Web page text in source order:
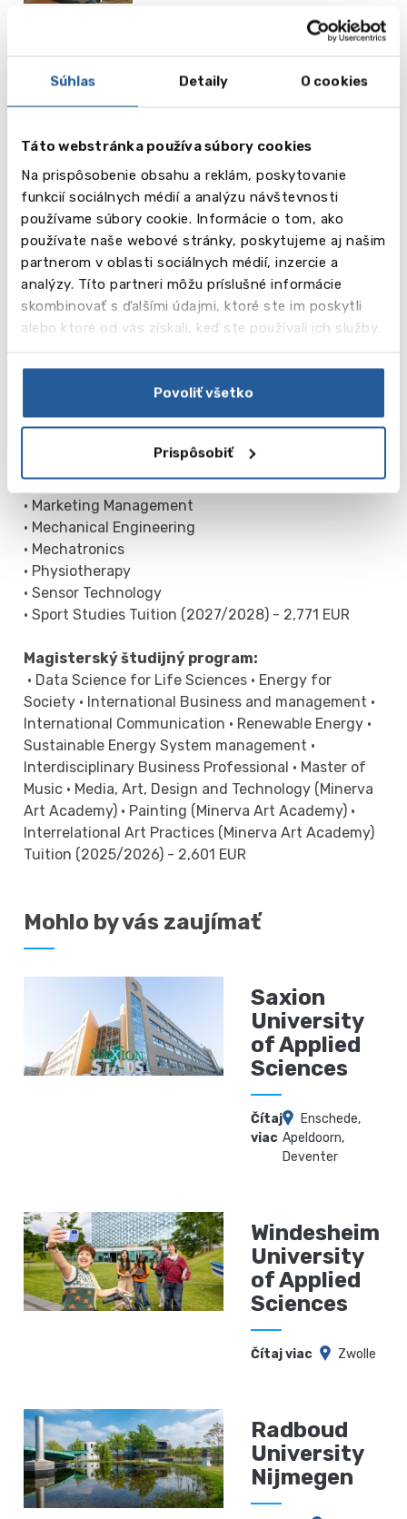
Súhlas Detaily O cookies
Táto webstránka používa súbory cookies
Na prispôsobenie obsahu a reklám, poskytovanie
funkcií sociálnych médií a analýzu návštevnosti
používame súbory cookie. Informácie o tom, ako
používate naše webové stránky, poskytujeme aj našim
partnerom v oblasti sociálnych médií, inzercie a
analýzy. Títo partneri môžu príslušné informácie
skombinovať s ďalšími údajmi, ktoré ste im poskytli
alebo ktoré od vás získali, keď ste používali ich služby.
Povoliť všetko
Prispôsobiť
Bakalárske programy v angličtine:
• Classical Music
• Fine Art (Minerva Art Academy)
• International Business
• International Facility Management
• International Finance and Control
• Marketing Management
• Mechanical Engineering
• Mechatronics
• Physiotherapy
• Sensor Technology
• Sport Studies Tuition (2027/2028) - 2,771 EUR
Magisterský študijný program:
• Data Science for Life Sciences • Energy for
Society • International Business and management •
International Communication • Renewable Energy •
Sustainable Energy System management •
Interdisciplinary Business Professional • Master of
Music • Media, Art, Design and Technology (Minerva
Art Academy) • Painting (Minerva Art Academy) •
Interrelational Art Practices (Minerva Art Academy)
Tuition (2025/2026) - 2,601 EUR
Mohlo by vás zaujímať
Saxion
University
of Applied
Sciences
Čítaj
viac
Enschede,
Apeldoorn,
Deventer
Windesheim
University
of Applied
Sciences
Čítaj viac Zwolle
Radboud
University
Nijmegen